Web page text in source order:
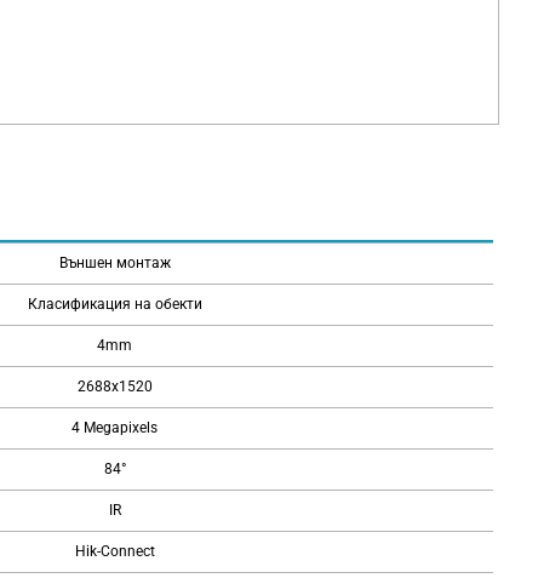
Външен монтаж
Класификация на обекти
4mm
2688x1520
4 Megapixels
84°
IR
Hik-Connect